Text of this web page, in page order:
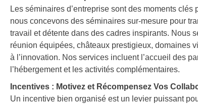
Les séminaires d’entreprise sont des moments
nous concevons des séminaires sur-mesure pour
travail et détente dans des cadres inspirants. Nous
réunion équipées, châteaux prestigieux, domaines
à l’innovation. Nos services incluent l’accueil des
l’hébergement et les activités complémentaires.
Incentives : Motivez et Récompensez Vos
Un incentive bien organisé est un levier puissant